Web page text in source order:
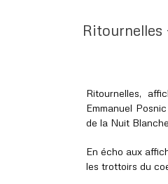
Ritournelles
Ritournelles,
Emmanuel
de la Nuit
En écho aux
les trottoirs du